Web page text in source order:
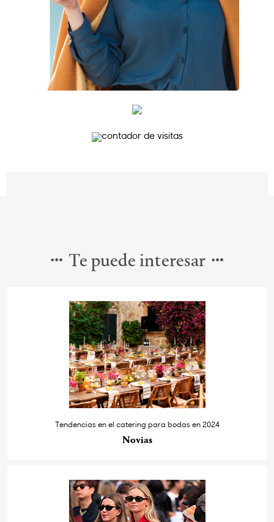
Te puede interesar
Tendencias en el catering para bodas en 2024
Novias